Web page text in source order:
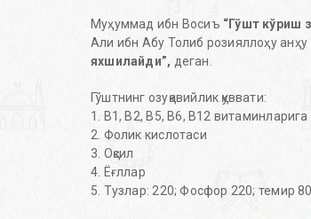
Муҳуммад ибн Восиъ “Гўшт кўриш
Али ибн Абу Толиб розияллоҳу анҳу
яхшилайди”, деган.
Гўштнинг озуқавийлик қуввати:
1. В1, В2, В5, В6, В12 витаминларига
2. Фолик кислотаси
3. Оқсил
4. Ёғллар
5. Тузлар: 220; Фосфор 220; темир